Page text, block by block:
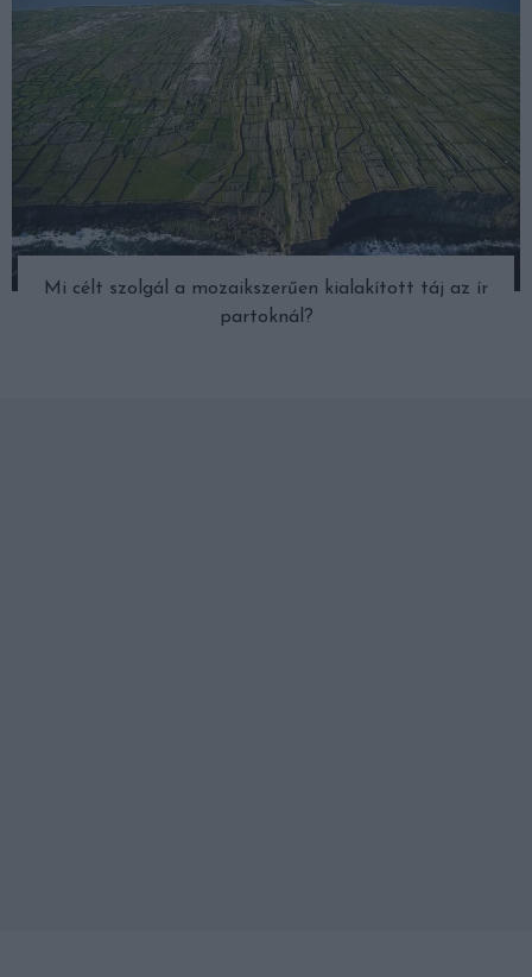
Mi célt szolgál a mozaikszerűen kialakított táj az ír
partoknál?